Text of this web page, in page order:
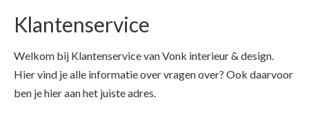
Klantenservice
Welkom bij Klantenservice van Vonk interieur & design.
Hier vind je alle informatie over vragen over? Ook daarvoor
ben je hier aan het juiste adres.